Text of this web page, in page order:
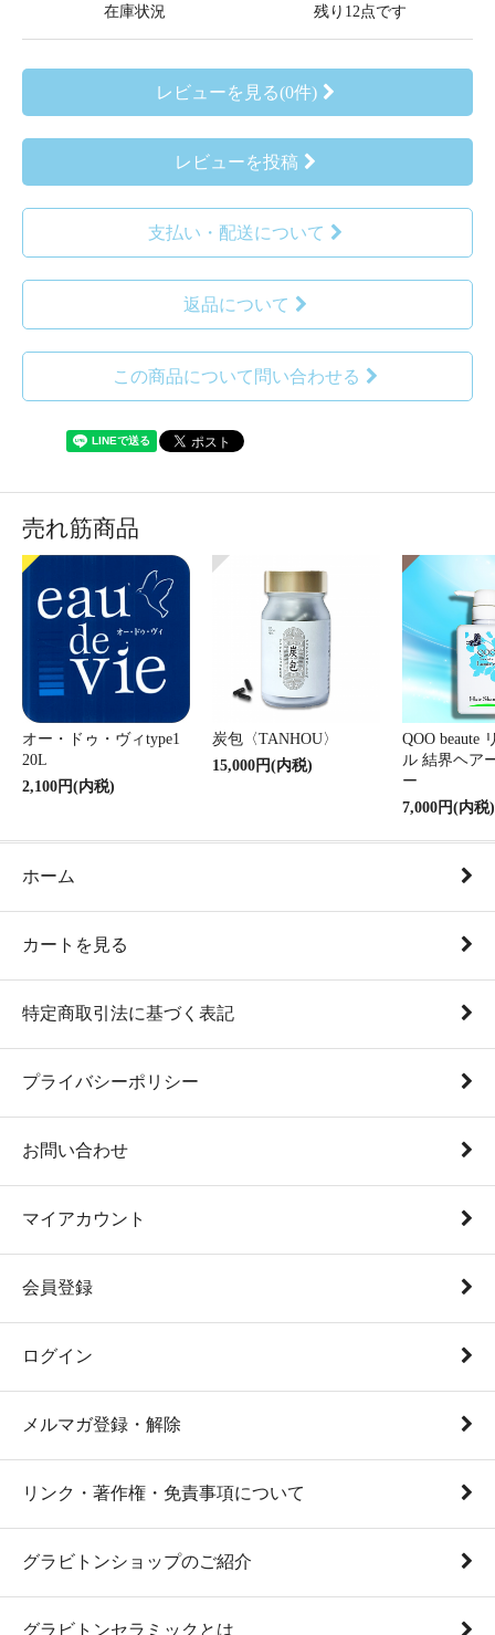
在庫状況 残り12点です
レビューを見る(0件)
レビューを投稿
支払い・配送について
返品について
この商品について問い合わせる
売れ筋商品
オー・ドゥ・ヴィtype1
20L
2,100円(内税)
炭包〈TANHOU〉
15,000円(内税)
QOO beaute
ル 結界ヘア
ー
7,000円(内税)
ホーム
カートを見る
特定商取引法に基づく表記
プライバシーポリシー
お問い合わせ
マイアカウント
会員登録
ログイン
メルマガ登録・解除
リンク・著作権・免責事項について
グラビトンショップのご紹介
グラビトンセラミックとは